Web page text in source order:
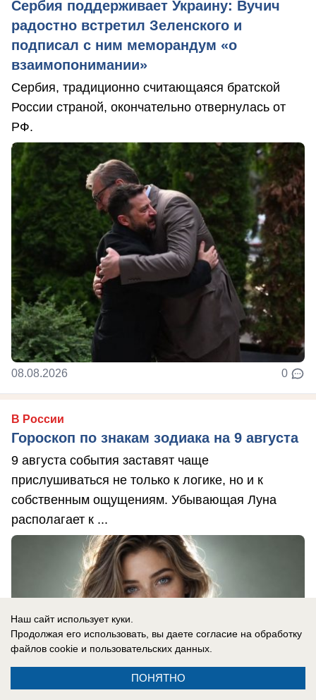
Сербия поддерживает Украину: Вучич
радостно встретил Зеленского и
подписал с ним меморандум «о
взаимопонимании»
Сербия, традиционно считающаяся братской
России страной, окончательно отвернулась от
РФ.
08.08.2026 0
В России
Гороскоп по знакам зодиака на 9 августа
9 августа события заставят чаще
прислушиваться не только к логике, но и к
собственным ощущениям. Убывающая Луна
располагает к ...
Наш сайт использует куки.
Продолжая его использовать, вы даете согласие на обработку
файлов cookie и пользовательских данных.
ПОНЯТНО